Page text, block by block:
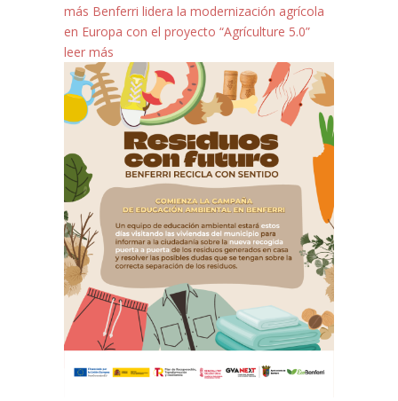
más Benferri lidera la modernización agrícola
en Europa con el proyecto “Agrículture 5.0”
leer más